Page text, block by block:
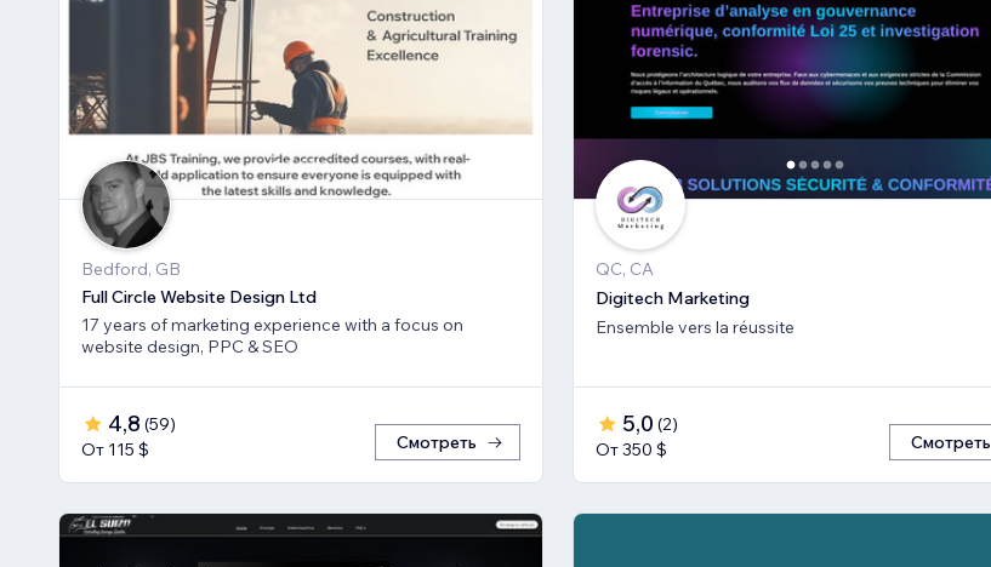
Bedford, GB
Full Circle Website Design Ltd
17 years of marketing experience with a focus on
website design, PPC & SEO
4,8 (59)
От 115 $
Смотреть
QC, CA
Digitech Marketing
Ensemble vers la réussite
5,0 (2)
От 350 $
Смотреть